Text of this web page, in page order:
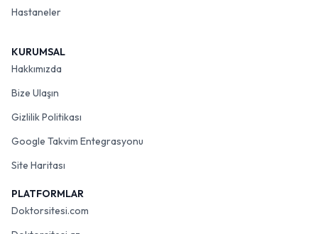
Hastaneler
KURUMSAL
Hakkımızda
Bize Ulaşın
Gizlilik Politikası
Google Takvim Entegrasyonu
Site Haritası
PLATFORMLAR
Doktorsitesi.com